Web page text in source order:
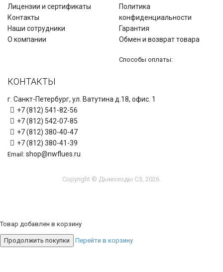
Лицензии и сертификаты
Контакты
Наши сотрудники
О компании
Политика
конфиденциальности
Гарантия
Обмен и возврат товара
Способы оплаты:
КОНТАКТЫ
г. Санкт-Петербург, ул. Ватутина д.18, офис. 1
+7 (812) 541-82-56
+7 (812) 542-07-85
+7 (812) 380-40-47
+7 (812) 380-41-39
Email: shop@nwflues.ru
Copyright © Дымоходы СЗ, 2026.
Товар добавлен в корзину
Продолжить покупки Перейти в корзину